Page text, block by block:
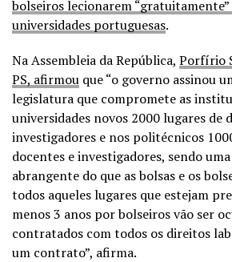
bolseiros lecionarem “gratuitamente”
universidades portuguesas.
Na Assembleia da República, Porfírio
PS, afirmou que “o governo assinou
legislatura que compromete as
universidades novos 2000 lugares de
investigadores e nos politécnicos
docentes e investigadores, sendo
abrangente do que as bolsas e os
todos aqueles lugares que estejam
menos 3 anos por bolseiros vão ser
contratados com todos os direitos
um contrato”, afirma.